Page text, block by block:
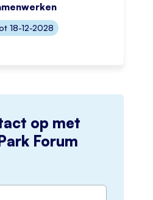
op met
Forum
18-12-2028